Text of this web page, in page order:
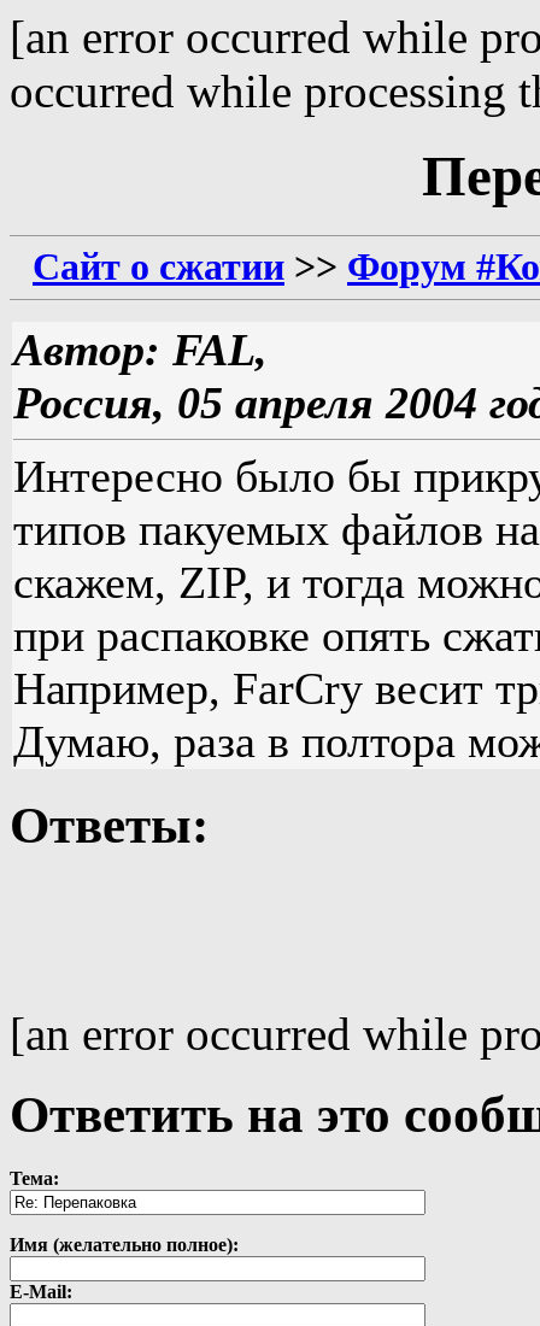
[an error occurred while
occurred while processing
Сайт о сжатии >> Форум
Автор: FAL,
Россия, 05 апреля 2004
Интересно было бы
типов пакуемых файлов
скажем, ZIP, и тогда
при распаковке опять
Например, FarCry весит
Думаю, раза в полтора
Ответы:
[an error occurred while
Ответить на это
Тема:
Имя (желательно полное):
E-Mail: